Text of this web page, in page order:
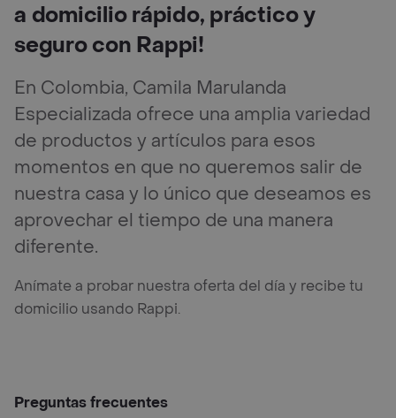
a domicilio rápido, práctico y
seguro con Rappi!
En Colombia, Camila Marulanda
Especializada ofrece una amplia variedad
de productos y artículos para esos
momentos en que no queremos salir de
nuestra casa y lo único que deseamos es
aprovechar el tiempo de una manera
diferente.
Anímate a probar nuestra oferta del día y recibe tu
domicilio usando Rappi.
Preguntas frecuentes